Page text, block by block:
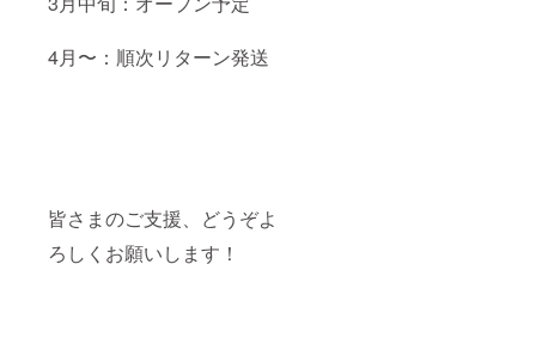
4月〜：順次リターン発送
皆さまのご支援、どうぞよ
ろしくお願いします！